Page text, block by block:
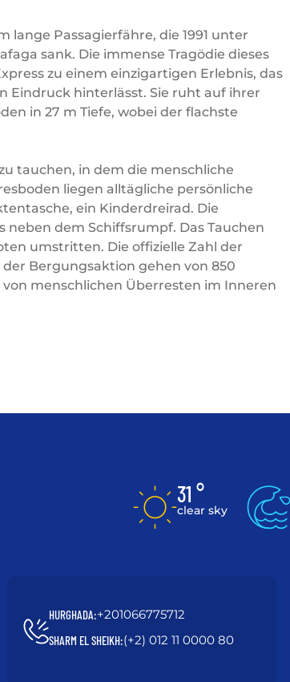
lange Passagierfähre, die 1991 unter
sank. Die immense Tragödie dieses
zu einem einzigartigen Erlebnis, das
Eindruck hinterlässt. Sie ruht auf ihrer
in 27 m Tiefe, wobei der flachste
tauchen, in dem die menschliche
liegen alltägliche persönliche
ein Kinderdreirad. Die
neben dem Schiffsrumpf. Das Tauchen
umstritten. Die offizielle Zahl der
Bergungsaktion gehen von 850
menschlichen Überresten im Inneren
31 °
clear sky
HURGHADA:+201066775712
SHARM EL SHEIKH:(+2) 012 11 0000 80